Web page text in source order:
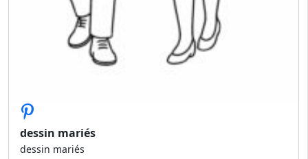
dessin mariés
dessin mariés